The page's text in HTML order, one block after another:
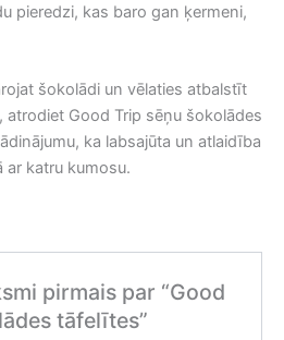
pieredzi, kas baro gan ķermeni,
šokolādi un vēlaties atbalstīt
atrodiet Good Trip sēņu šokolādes
ka labsajūta un atlaidība
ar katru kumosu.
pirmais par “Good
tāfelītes”